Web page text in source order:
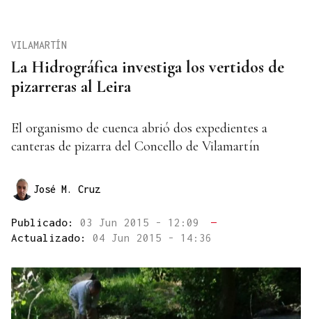
La Hidrográfica investiga los vertidos de
pizarreras al Leira
VILAMARTÍN
El organismo de cuenca abrió dos expedientes a
canteras de pizarra del Concello de Vilamartín
José M. Cruz
Publicado: 03 Jun 2015 - 12:09
—
Actualizado: 04 Jun 2015 - 14:36